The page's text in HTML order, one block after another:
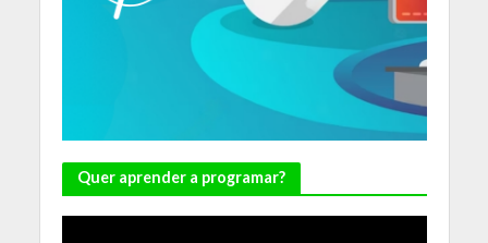
Quer aprender a programar?